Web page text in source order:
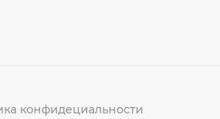
конфидециальности